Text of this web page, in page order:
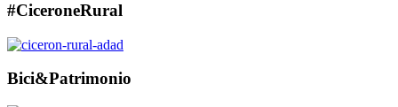
#CiceroneRural
Bici&Patrimonio